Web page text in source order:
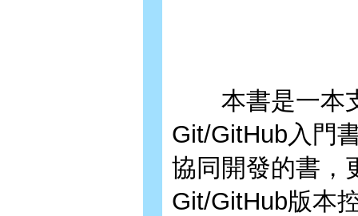
本書是一本支
Git/GitHub入門
協同開發的書，
Git/GitHub版本